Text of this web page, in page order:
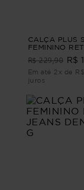
CALÇA PLUS
FEMININO
ALFAIATARIA
G
R$ 229,90 R$
Em até 2x de
juros